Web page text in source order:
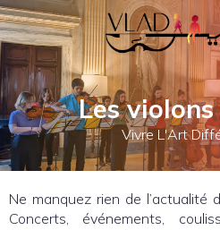
Les
Vivre L'Art
Ne manquez rien de l’actualité
Concerts, événements,